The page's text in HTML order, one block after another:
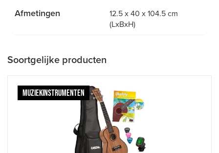
Afmetingen
12.5 x 40 x 104.5 cm
(LxBxH)
Soortgelijke producten
MUZIEKINSTRUMENTEN